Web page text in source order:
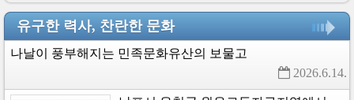
유구한 력사, 찬란한 문화
나날이 풍부해지는 민족문화유산의
보물고
2026.6.14.